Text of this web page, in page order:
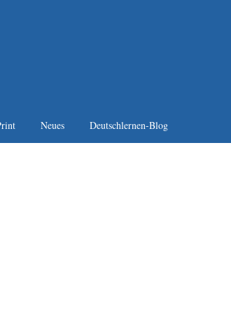
Neues Deutschlernen-Blog